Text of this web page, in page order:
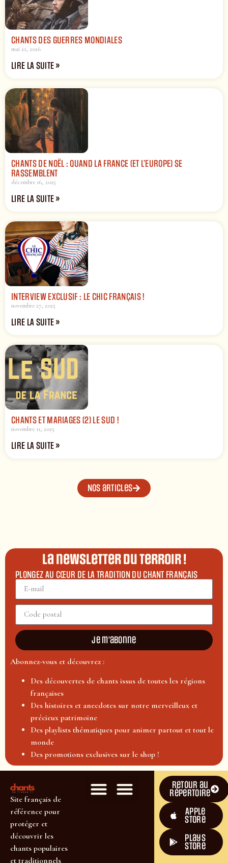
CHANTS DES GUERRES MONDIALES
mai 21, 2026
LIRE LA SUITE »
CHANTS DE NOËL : QUAND LA FRANCE (ET L’EUROPE) SE
RASSEMBLENT
décembre 16, 2025
LIRE LA SUITE »
INTERVIEW EXCLUSIF : LE CHIC FRANÇAIS !
novembre 27, 2025
LIRE LA SUITE »
CHANTS ET MARIAGES (2) LE SUD !
novembre 11, 2025
LIRE LA SUITE »
Nos articles
La newsletter du terroir !
PLONGEZ AU CŒUR DE LA TRADITION DU CHANT FRANÇAIS
Je m'abonne
Abonnez-vous et découvrez :
Des découvertes de chants issus de toutes les régions
françaises
Des histoires et anecdotes sur notre merveilleux et
précieux patrimoine
Des playlists thématiques pour animer partout et tout le
monde
Des promotions exclusives sur le shop !
Site français de
référence pour
protéger et
découvrir les
chants populaires
et traditionnels
Retour au
répertoire
Apple
Store
plays
store